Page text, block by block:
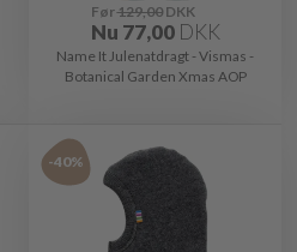
Før129,00DKK
Nu 77,00 DKK
Name It Julenatdragt - Vismas -
Botanical Garden Xmas AOP
-40%